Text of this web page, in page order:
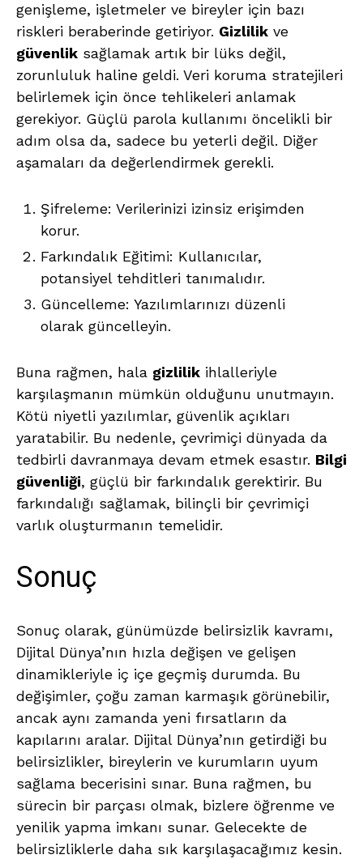
genişleme, işletmeler ve bireyler için bazı
riskleri beraberinde getiriyor. Gizlilik ve
güvenlik sağlamak artık bir lüks değil,
zorunluluk haline geldi. Veri koruma stratejileri
belirlemek için önce tehlikeleri anlamak
gerekiyor. Güçlü parola kullanımı öncelikli bir
adım olsa da, sadece bu yeterli değil. Diğer
aşamaları da değerlendirmek gerekli.
Şifreleme: Verilerinizi izinsiz erişimden
korur.
Farkındalık Eğitimi: Kullanıcılar,
potansiyel tehditleri tanımalıdır.
Güncelleme: Yazılımlarınızı düzenli
olarak güncelleyin.
Buna rağmen, hala gizlilik ihlalleriyle
karşılaşmanın mümkün olduğunu unutmayın.
Kötü niyetli yazılımlar, güvenlik açıkları
yaratabilir. Bu nedenle, çevrimiçi dünyada da
tedbirli davranmaya devam etmek esastır. Bilgi
güvenliği, güçlü bir farkındalık gerektirir. Bu
farkındalığı sağlamak, bilinçli bir çevrimiçi
varlık oluşturmanın temelidir.
Sonuç
Sonuç olarak, günümüzde belirsizlik kavramı,
Dijital Dünya’nın hızla değişen ve gelişen
dinamikleriyle iç içe geçmiş durumda. Bu
değişimler, çoğu zaman karmaşık görünebilir,
ancak aynı zamanda yeni fırsatların da
kapılarını aralar. Dijital Dünya’nın getirdiği bu
belirsizlikler, bireylerin ve kurumların uyum
sağlama becerisini sınar. Buna rağmen, bu
sürecin bir parçası olmak, bizlere öğrenme ve
yenilik yapma imkanı sunar. Gelecekte de
belirsizliklerle daha sık karşılaşacağımız kesin.